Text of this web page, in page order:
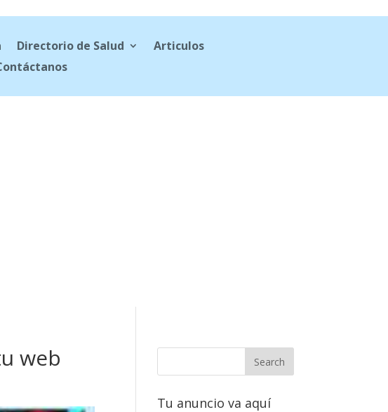
Directorio de Salud
Articulos
web
Tu anuncio va aquí